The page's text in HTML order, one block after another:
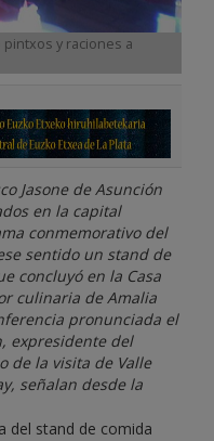
y raciones a
Jasone de Asunción
en la capital
conmemorativo del
sentido un stand de
concluyó en la Casa
culinaria de Amalia
pronunciada el
expresidente del
de la visita de Valle
señalan desde la
del stand de comida